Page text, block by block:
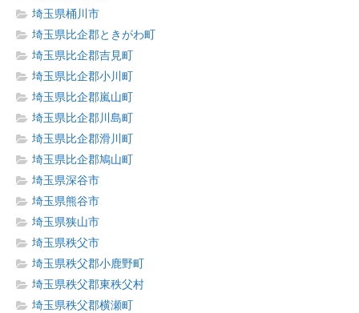
埼玉県桶川市
埼玉県比企郡ときがわ町
埼玉県比企郡吉見町
埼玉県比企郡小川町
埼玉県比企郡嵐山町
埼玉県比企郡川島町
埼玉県比企郡滑川町
埼玉県比企郡鳩山町
埼玉県深谷市
埼玉県熊谷市
埼玉県狭山市
埼玉県秩父市
埼玉県秩父郡小鹿野町
埼玉県秩父郡東秩父村
埼玉県秩父郡横瀬町